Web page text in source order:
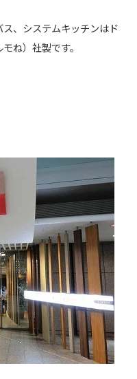
、システムキッチンはド
ね）社製です。